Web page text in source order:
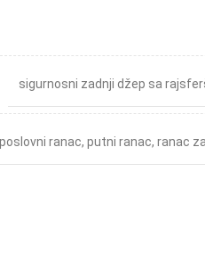
sigurnosni zadnji džep sa
poslovni ranac, putni ranac, ranac